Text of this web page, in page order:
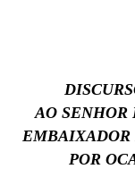
AO SENHOR
EMBAIXADOR
POR